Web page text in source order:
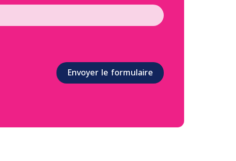
Envoyer le formulaire